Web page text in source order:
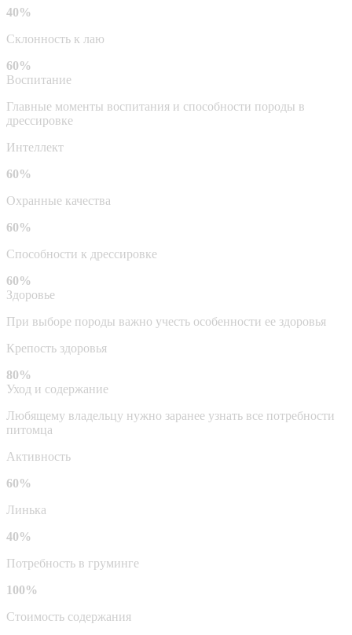
40%
Склонность к лаю
60%
Воспитание
Главные моменты воспитания и способности породы в
дрессировке
Интеллект
60%
Охранные качества
60%
Способности к дрессировке
60%
Здоровье
При выборе породы важно учесть особенности ее здоровья
Крепость здоровья
80%
Уход и содержание
Любящему владельцу нужно заранее узнать все потребности
питомца
Активность
60%
Линька
40%
Потребность в груминге
100%
Стоимость содержания